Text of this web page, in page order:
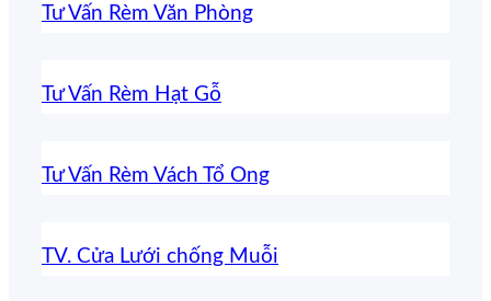
Tư Vấn Rèm Văn Phòng
Tư Vấn Rèm Hạt Gỗ
Tư Vấn Rèm Vách Tổ Ong
TV. Cửa Lưới chống Muỗi